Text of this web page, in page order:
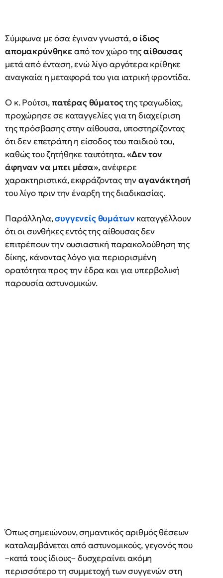
Σύμφωνα με όσα έγιναν γνωστά,ο ίδιος
απομακρύνθηκεαπό τον χώρο τηςαίθουσας
μετά από ένταση, ενώ λίγο αργότερα κρίθηκε
αναγκαία η μεταφορά του για ιατρική φροντίδα.
Ο κ. Ρούτσι,πατέρας θύματοςτης τραγωδίας,
προχώρησε σε καταγγελίες για τη διαχείριση
της πρόσβασης στην αίθουσα, υποστηρίζοντας
ότι δεν επετράπη η είσοδος του παιδιού του,
καθώς του ζητήθηκε ταυτότητα. «Δεν τον
άφηναν να μπει μέσα»,ανέφερε
χαρακτηριστικά, εκφράζοντας τηναγανάκτησή
του λίγο πριν την έναρξη της διαδικασίας.
Παράλληλα,συγγενείς θυμάτων καταγγέλλουν
ότι οι συνθήκες εντός της αίθουσας δεν
επιτρέπουν την ουσιαστική παρακολούθηση της
δίκης, κάνοντας λόγο για περιορισμένη
ορατότητα προς την έδρα και για υπερβολική
παρουσία αστυνομικών.
Όπως σημειώνουν, σημαντικός αριθμός θέσεων
καταλαμβάνεται από αστυνομικούς, γεγονός που
–κατά τους ίδιους– δυσχεραίνει ακόμη
περισσότερο τη συμμετοχή των συγγενών στη